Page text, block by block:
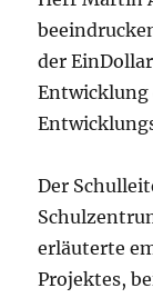
der
Entwicklung
Der
erläuterte
Projektes,